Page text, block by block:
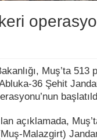
Yerli Halklara
Arktik Topluluklarının
Hayatı
Bir Ülke:
Muş’ta 513
Abluka-36 Şehit
açıklamada,
Malazgirt)